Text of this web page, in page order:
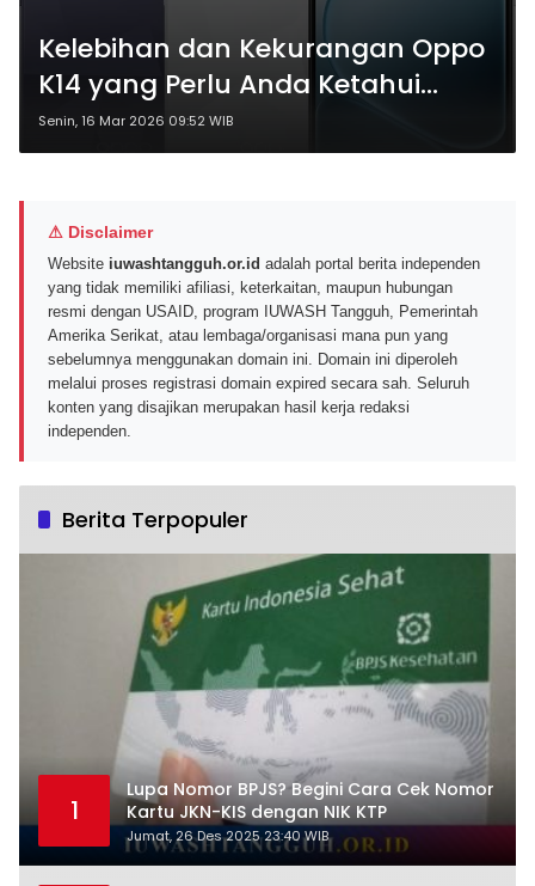
Kelebihan dan Kekurangan Oppo
K14 yang Perlu Anda Ketahui
Sebelum Membeli
Senin, 16 Mar 2026 09:52 WIB
⚠ Disclaimer
Website iuwashtangguh.or.id adalah portal berita independen
yang tidak memiliki afiliasi, keterkaitan, maupun hubungan
resmi dengan USAID, program IUWASH Tangguh, Pemerintah
Amerika Serikat, atau lembaga/organisasi mana pun yang
sebelumnya menggunakan domain ini. Domain ini diperoleh
melalui proses registrasi domain expired secara sah. Seluruh
konten yang disajikan merupakan hasil kerja redaksi
independen.
Berita Terpopuler
1
Lupa Nomor BPJS? Begini Cara Cek Nomor
Kartu JKN-KIS dengan NIK KTP
Jumat, 26 Des 2025 23:40 WIB